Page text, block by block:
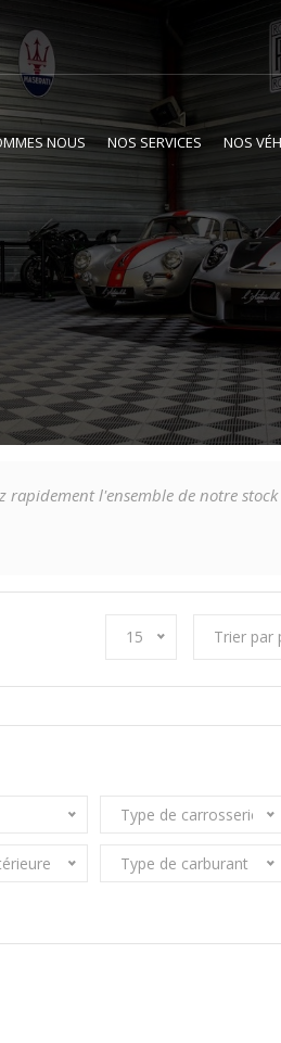
NOUS NOS SERVICES NOS
rapidement l'ensemble de notre
15 Trier par
Type de carrosserie
Type de carburant